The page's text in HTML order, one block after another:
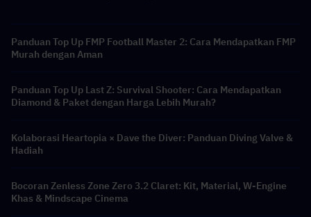
Panduan Top Up FMP Football Master 2: Cara Mendapatkan FMP
Murah dengan Aman
Panduan Top Up Last Z: Survival Shooter: Cara Mendapatkan
Diamond & Paket dengan Harga Lebih Murah?
Kolaborasi Heartopia × Dave the Diver: Panduan Diving Valve &
Hadiah
Bocoran Zenless Zone Zero 3.2 Claret: Kit, Material, W-Engine
Khas & Mindscape Cinema